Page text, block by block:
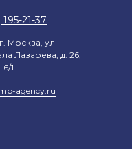
Москва, ул
Лазарева, д. 26,
1
agency.ru
21-37